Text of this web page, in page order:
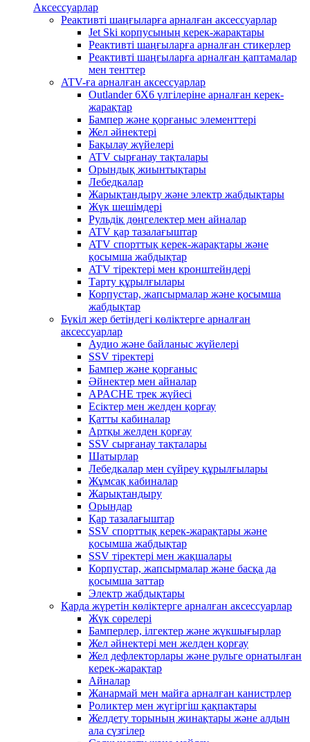
Аксессуарлар
Реактивті шаңғыларға арналған аксессуарлар
Jet Ski корпусының керек-жарақтары
Реактивті шаңғыларға арналған стикерлер
Реактивті шаңғыларға арналған қаптамалар
мен тенттер
ATV-ға арналған аксессуарлар
Outlander 6X6 үлгілеріне арналған керек-
жарақтар
Бампер және қорғаныс элементтері
Жел әйнектері
Бақылау жүйелері
ATV сырғанау тақталары
Орындық жиынтықтары
Лебедкалар
Жарықтандыру және электр жабдықтары
Жүк шешімдері
Рульдік дөңгелектер мен айналар
ATV қар тазалағыштар
ATV спорттық керек-жарақтары және
қосымша жабдықтар
ATV тіректері мен кронштейндері
Тарту құрылғылары
Корпустар, жапсырмалар және қосымша
жабдықтар
Бүкіл жер бетіндегі көліктерге арналған
аксессуарлар
Аудио және байланыс жүйелері
SSV тіректері
Бампер және қорғаныс
Әйнектер мен айналар
APACHE трек жүйесі
Есіктер мен желден қорғау
Қатты кабиналар
Артқы желден қорғау
SSV сырғанау тақталары
Шатырлар
Лебедкалар мен сүйреу құрылғылары
Жұмсақ кабиналар
Жарықтандыру
Орындар
Қар тазалағыштар
SSV спорттық керек-жарақтары және
қосымша жабдықтар
SSV тіректері мен жақшалары
Корпустар, жапсырмалар және басқа да
қосымша заттар
Электр жабдықтары
Қарда жүретін көліктерге арналған аксессуарлар
Жүк сөрелері
Бамперлер, ілгектер және жүкшығырлар
Жел әйнектері мен желден қорғау
Жел дефлекторлары және рульге орнатылған
керек-жарақтар
Айналар
Жанармай мен майға арналған канистрлер
Роликтер мен жүгіргіш қақпақтары
Желдету торының жинақтары және алдын
ала сүзгілер